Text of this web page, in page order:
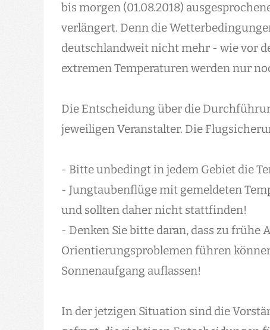
bis morgen (01.08.2018)
verlängert. Denn die
deutschlandweit nicht mehr - wie vor
extremen Temperaturen werden nur
Die Entscheidung über die
jeweiligen Veranstalter. Die
- Bitte unbedingt in jedem Gebiet die
- Jungtaubenflüge mit gemeldeten
und sollten daher nicht stattfinden!
- Denken Sie bitte daran, dass zu frühe
Orientierungsproblemen führen
Sonnenaufgang auflassen!
In der jetzigen Situation sind die